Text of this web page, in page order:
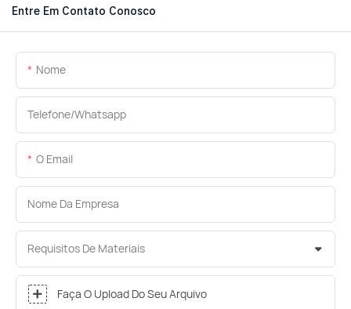
Entre Em Contato Conosco
Nome
Telefone/whatsapp
O Email
Nome Da Empresa
Requisitos De Materiais
Faça O Upload Do Seu Arquivo